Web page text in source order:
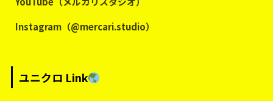
Instagram（@mercari.studio）
ユニクロ Link